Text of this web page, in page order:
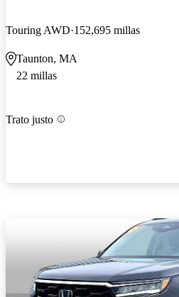
Touring AWD 152,695 millas
Taunton, MA
22 millas
Trato justo